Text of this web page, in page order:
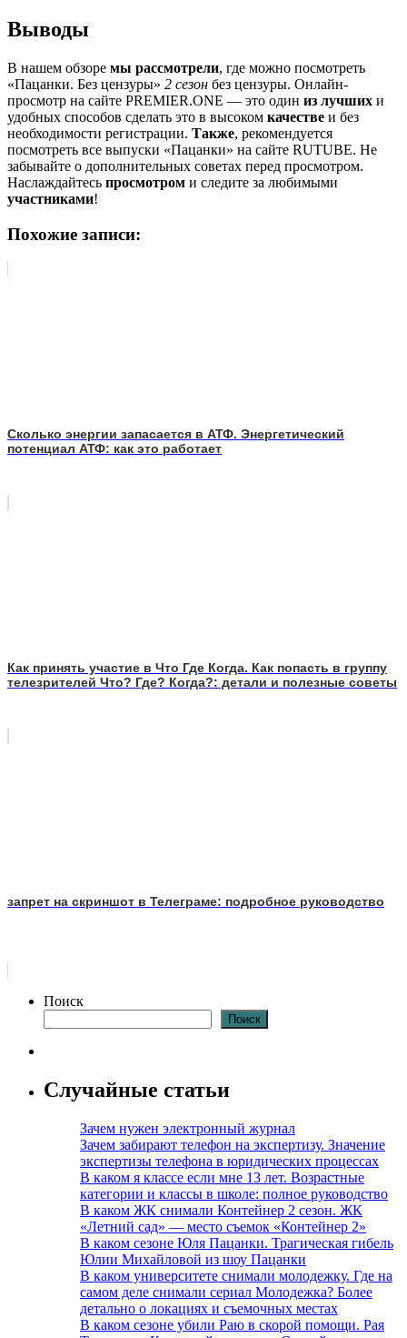
Выводы
В нашем обзоре мы рассмотрели, где можно посмотреть
«Пацанки. Без цензуры» 2 сезон без цензуры. Онлайн-
просмотр на сайте PREMIER.ONE — это один из лучших и
удобных способов сделать это в высоком качестве и без
необходимости регистрации. Также, рекомендуется
посмотреть все выпуски «Пацанки» на сайте RUTUBE. Не
забывайте о дополнительных советах перед просмотром.
Наслаждайтесь просмотром и следите за любимыми
участниками!
Похожие записи:
Сколько энергии запасается в АТФ. Энергетический
потенциал АТФ: как это работает
Как принять участие в Что Где Когда. Как попасть в группу
телезрителей Что? Где? Когда?: детали и полезные советы
запрет на скриншот в Телеграме: подробное руководство
Поиск
Поиск
Случайные статьи
Зачем нужен электронный журнал
Зачем забирают телефон на экспертизу. Значение
экспертизы телефона в юридических процессах
В каком я классе если мне 13 лет. Возрастные
категории и классы в школе: полное руководство
В каком ЖК снимали Контейнер 2 сезон. ЖК
«Летний сад» — место съемок «Контейнер 2»
В каком сезоне Юля Пацанки. Трагическая гибель
Юлии Михайловой из шоу Пацанки
В каком университете снимали молодежку. Где на
самом деле снимали сериал Молодежка? Более
детально о локациях и съемочных местах
В каком сезоне убили Раю в скорой помощи. Рая